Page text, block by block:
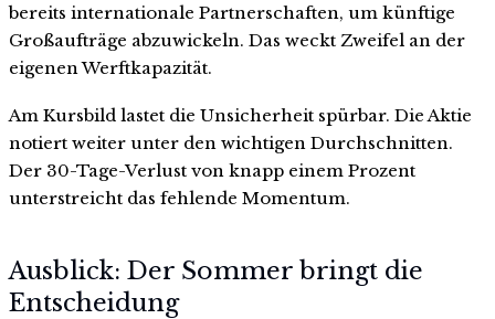
bereits internationale Partnerschaften, um künftige
Großaufträge abzuwickeln. Das weckt Zweifel an der
eigenen Werftkapazität.
Am Kursbild lastet die Unsicherheit spürbar. Die Aktie
notiert weiter unter den wichtigen Durchschnitten.
Der 30-Tage-Verlust von knapp einem Prozent
unterstreicht das fehlende Momentum.
Ausblick: Der Sommer bringt die
Entscheidung